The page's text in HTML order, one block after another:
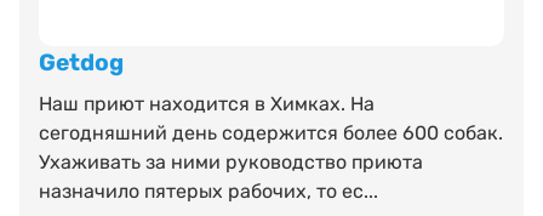
Getdog
Наш приют находится в Химках. На
сегодняшний день содержится более 600 собак.
Ухаживать за ними руководство приюта
назначило пятерых рабочих, то ес...